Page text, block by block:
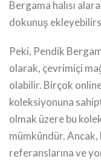
Bergama halısı
dokunuş
Peki, Pendik
olarak, çevrimiçi
olabilir. Birçok
koleksiyonuna
olmak üzere bu
mümkündür. Ancak,
referanslarına ve